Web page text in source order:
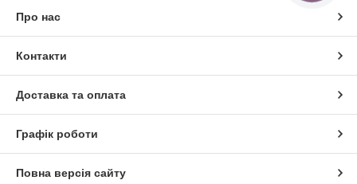
Про нас
Контакти
Доставка та оплата
Графік роботи
Повна версія сайту